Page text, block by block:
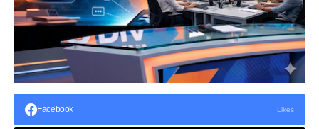
Facebook Likes